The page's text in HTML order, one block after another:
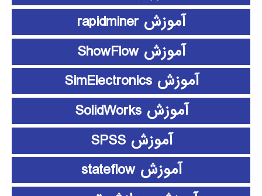
آموزش rapidminer
آموزش ShowFlow
آموزش SimElectronics
آموزش SolidWorks
آموزش SPSS
آموزش stateflow